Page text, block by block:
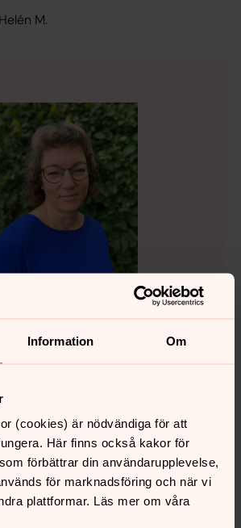
Information Om
(cookies) är nödvändiga för att
Här finns också kakor för
förbättrar din användarupplevelse,
för marknadsföring och när vi
plattformar. Läs mer om våra
M.
inriktning, Tollarps
Mobil:
070-970 4512
SMS:
070-970 4512